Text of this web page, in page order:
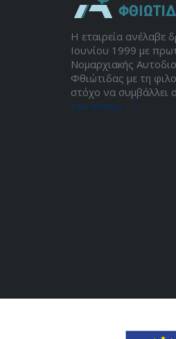
Η εταιρεία ανέλαβε
Ιουνίου 1999 με
Νομαρχιακής
Φθιώτιδας με τη
στόχο να συμβάλλει
του τόπου -->